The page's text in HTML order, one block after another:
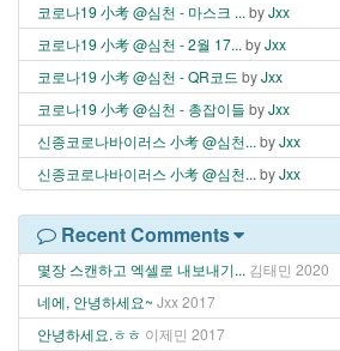
코로나19 小考 @심천 - 마스크 ... byJxx
코로나19 小考 @심천 - 2월 17... byJxx
코로나19 小考 @심천 - QR코드 byJxx
코로나19 小考 @심천 - 총잡이들 byJxx
신종코로나바이러스 小考 @심천... byJxx
신종코로나바이러스 小考 @심천... byJxx
Recent Comments
몇장 스캔하고 엑셀로 내보내기... 김태민 2020
네에, 안녕하세요~ Jxx2017
안녕하세요.ㅎㅎ 이제민 2017